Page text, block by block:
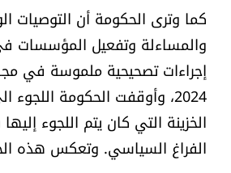
كما وترى الحكومة أن التوصيات
والمساءلة وتفعيل المؤسسات
إجراءات تصحيحية ملموسة في مجال
الخزينة التي كان يتم اللجوء
الفراغ السياسي. وتعكس هذه